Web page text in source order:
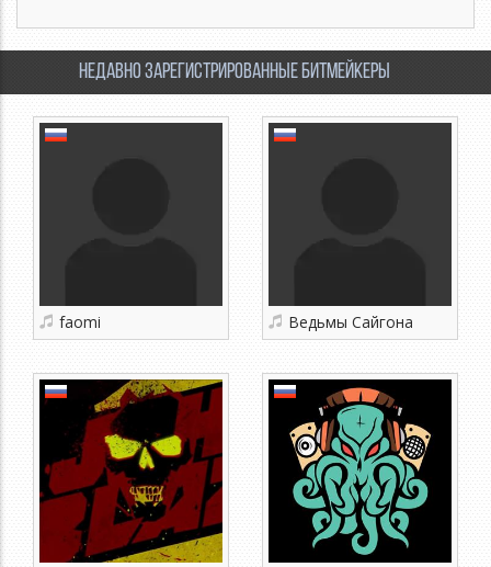
Недавно зарегистрированные битмейкеры
faomi Ведьмы Сайгона